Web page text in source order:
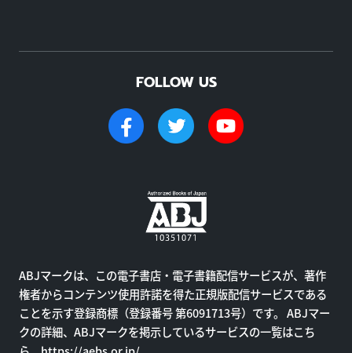
FOLLOW US
ABJマークは、この電子書店・電子書籍配信サービスが、著作
権者からコンテンツ使用許諾を得た正規版配信サービスである
ことを示す登録商標（登録番号 第6091713号）です。 ABJマー
クの詳細、ABJマークを掲示しているサービスの一覧はこち